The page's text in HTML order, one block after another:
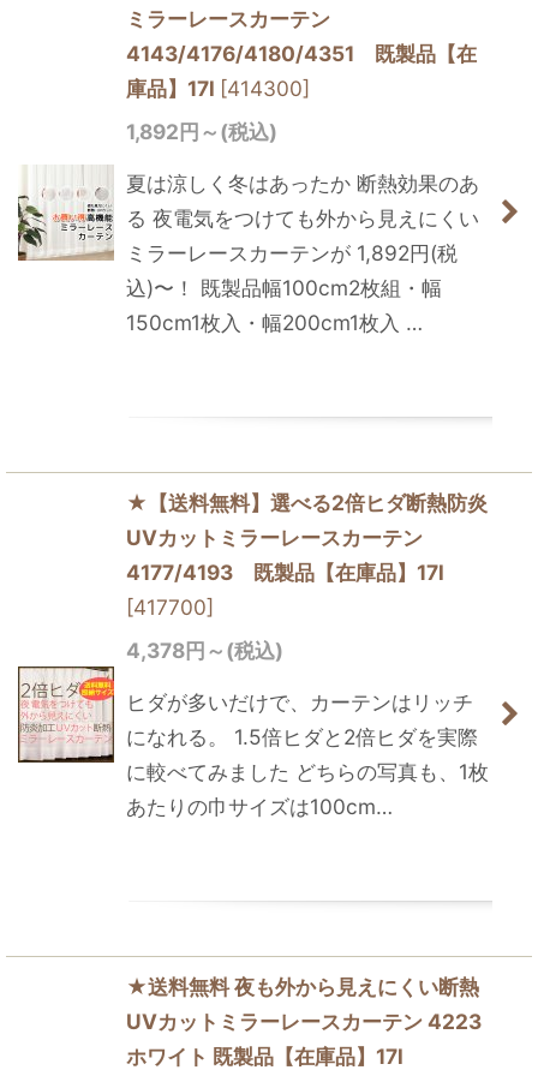
ミラーレースカーテン
4143/4176/4180/4351 既製品【在
庫品】17l [414300]
1,892円～(税込)
夏は涼しく冬はあったか 断熱効果のあ
る 夜電気をつけても外から見えにくい
ミラーレースカーテンが 1,892円(税
込)〜！ 既製品幅100cm2枚組・幅
150cm1枚入・幅200cm1枚入 …
★【送料無料】選べる2倍ヒダ断熱防炎
UVカットミラーレースカーテン
4177/4193 既製品【在庫品】17l
[417700]
4,378円～(税込)
ヒダが多いだけで、カーテンはリッチ
になれる。 1.5倍ヒダと2倍ヒダを実際
に較べてみました どちらの写真も、1枚
あたりの巾サイズは100cm…
★送料無料 夜も外から見えにくい断熱
UVカットミラーレースカーテン 4223
ホワイト 既製品【在庫品】17l